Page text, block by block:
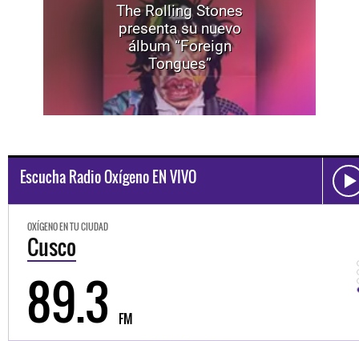
The Rolling Stones
presenta su nuevo
álbum “Foreign
Tongues”
Escucha Radio Oxígeno EN VIVO
OXÍGENO EN TU CIUDAD
Cusco
89.3 FM